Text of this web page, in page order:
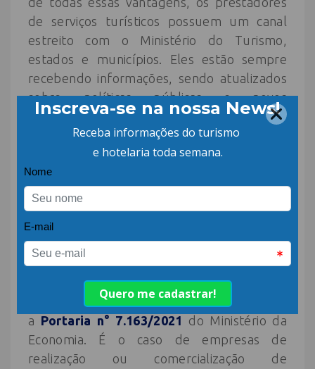
de serviços turísticos possuem um canal
estreito com o Ministério do Turismo,
estados e municípios. Eles estão sempre
recebendo informações, sendo atualizados
sobre políticas públicas e novos
programas”, destaca William França.
Clique AQUI e conheça os
principais programas do
Ministério do Turismo.
O secretário da SNDTur lembra ainda que,
além de todos estes benefícios, algumas
atividades turísticas só poderão ter acesso
ao Programa Emergencial de Retomada do
Setor de Eventos (Perse) se estiverem
regulares no Cadastur, como estabelece
a Portaria n° 7.163/2021 do Ministério da
Economia. É o caso de empresas de
realização ou comercialização de